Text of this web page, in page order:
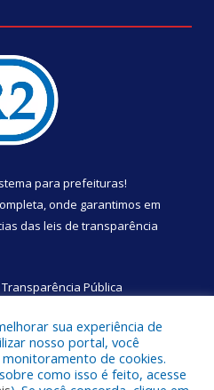
para prefeituras!
onde garantimos em
das leis de transparência
Pública
a Câmara Municipal de São
sua experiência de
nosso portal, você
de cookies.
como isso é feito, acesse